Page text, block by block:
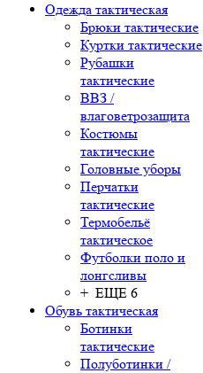
Одежда тактическая
Брюки тактические
Куртки тактические
Рубашки
тактические
ВВЗ /
влаговетрозащита
Костюмы
тактические
Головные уборы
Перчатки
тактические
Термобельё
тактическое
Футболки поло и
лонгсливы
+ ЕЩЕ 6
Обувь тактическая
Ботинки
тактические
Полуботинки /